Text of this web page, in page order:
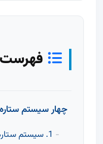
فهرست
چهار سیستم
1. سیستم ستاره‌ای اتحاد (Alliance Star System)